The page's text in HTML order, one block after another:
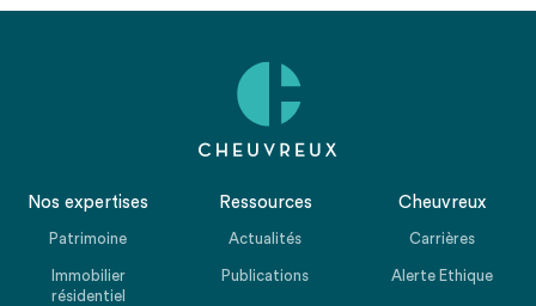
Nos expertises
Patrimoine
Immobilier
résidentiel
Ressources
Actualités
Publications
Cheuvreux
Carrières
Alerte Ethique